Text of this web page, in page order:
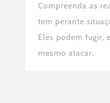
Compreenda as
tem perante
Eles podem fugir,
mesmo atacar.